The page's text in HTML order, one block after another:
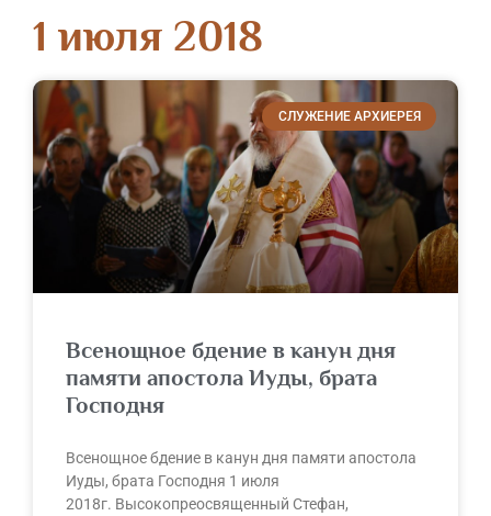
1 июля 2018
СЛУЖЕНИЕ АРХИЕРЕЯ
Всенощное бдение в канун дня
памяти апостола Иуды, брата
Господня
Всенощное бдение в канун дня памяти апостола
Иуды, брата Господня 1 июля
2018г. Высокопреосвященный Стефан,